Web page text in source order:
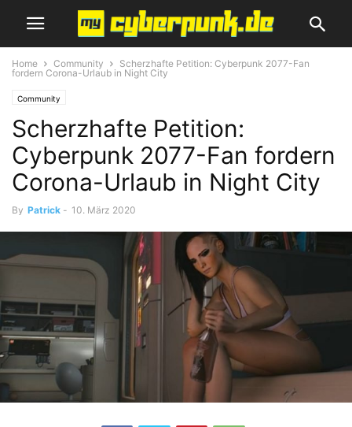
Home Community
Scherzhafte Petition: Cyberpunk 2077-Fan
fordern Corona-Urlaub in Night City
Community
Scherzhafte Petition:
Cyberpunk 2077-Fan fordern
Corona-Urlaub in Night City
By Patrick - 10. März 2020